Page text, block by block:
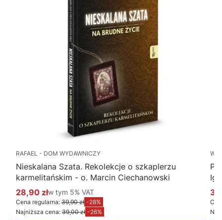
RAFAEL - DOM WYDAWNICZY
Nieskalana Szata. Rekolekcje o szkaplerzu
karmelitańskim - o. Marcin Ciechanowski
Cena promocyjna brutto
28,90 złw tym %s VAT
w tym 5% VAT
Cena regularna: 39,90 zł -28%
Najniższa cena: 39,00 zł -26%